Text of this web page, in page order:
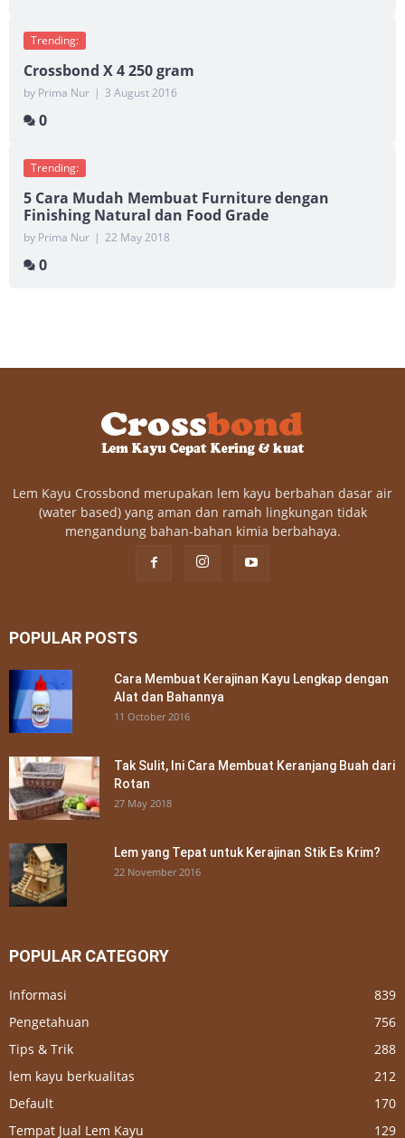
Trending:
Crossbond X 4 250 gram
by Prima Nur | 3 August 2016
0
Trending:
5 Cara Mudah Membuat Furniture dengan
Finishing Natural dan Food Grade
by Prima Nur | 22 May 2018
0
Lem Kayu Crossbond merupakan lem kayu berbahan dasar air
(water based) yang aman dan ramah lingkungan tidak
mengandung bahan-bahan kimia berbahaya.
POPULAR POSTS
Cara Membuat Kerajinan Kayu Lengkap dengan
Alat dan Bahannya
11 October 2016
Tak Sulit, Ini Cara Membuat Keranjang Buah dari
Rotan
27 May 2018
Lem yang Tepat untuk Kerajinan Stik Es Krim?
22 November 2016
POPULAR CATEGORY
Informasi
839
Pengetahuan
756
Tips & Trik
288
lem kayu berkualitas
212
Default
170
Tempat Jual Lem Kayu
129